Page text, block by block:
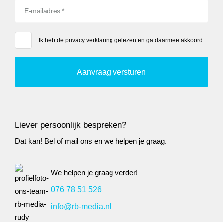
Ik heb de privacy verklaring gelezen en ga daarmee akkoord.
Liever persoonlijk bespreken?
Dat kan! Bel of mail ons en we helpen je graag.
We helpen je graag verder!
076 78 51 526
info@rb-media.nl